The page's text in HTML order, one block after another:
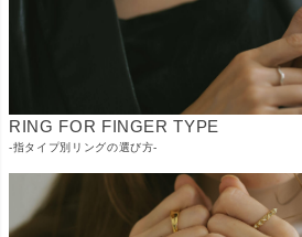
RING FOR FINGER TYPE
-指タイプ別リングの選び方-